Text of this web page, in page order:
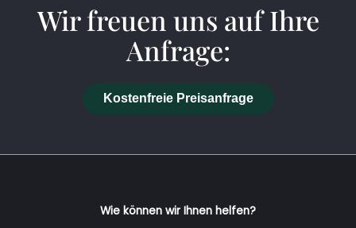
Wir freuen uns auf Ihre
Anfrage:
Kostenfreie Preisanfrage
Wie können wir Ihnen helfen?